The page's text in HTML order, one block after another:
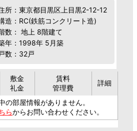
所：東京都目黒区上目黒2-12-12
造：RC(鉄筋コンクリート造)
数： 地上 8階建て
年：1998年 5月築
戸数：32戸
敷金
礼金
賃料
管理費
詳細
の部屋情報がありません。
らからお問い合わせください。